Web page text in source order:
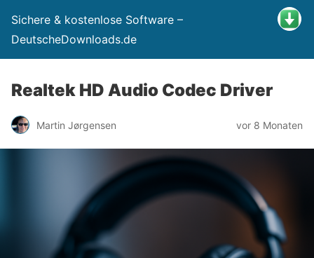
Sichere & kostenlose Software –
DeutscheDownloads.de
Realtek HD Audio Codec Driver
Martin Jørgensen vor 8 Monaten